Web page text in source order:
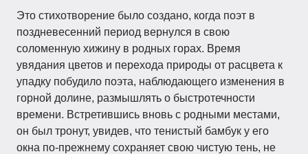
Это стихотворение было создано, когда поэт в
поздневесенний период вернулся в свою
соломенную хижину в родных горах. Время
увядания цветов и перехода природы от расцвета к
упадку побудило поэта, наблюдающего изменения в
горной долине, размышлять о быстротечности
времени. Встретившись вновь с родными местами,
он был тронут, увидев, что тенистый бамбук у его
окна по-прежнему сохраняет свою чистую тень, не